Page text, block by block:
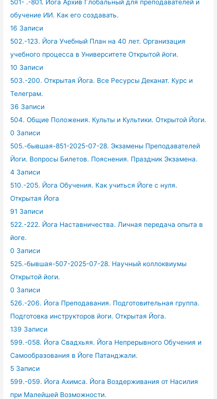
501- .-801. Йога Архив Глобальный для преподавателей и
обучение ИИ. Как его создавать.
16 Записи
502.-123. Йога Учебный План на 40 лет. Организация
учебного процесса в Университете Открытой йоги.
10 Записи
503.-200. Открытая Йога. Все Ресурсы Деканат. Курс и
Телеграм.
36 Записи
504. Общие Положения. Культы и Культики. Открытой Йоги.
0 Записи
505.-бывшая-851-2025-07-28. Экзамены Преподавателей
Йоги. Вопросы Билетов. Пояснения. Праздник Экзамена.
4 Записи
510.-205. Йога Обучения. Как учиться Йоге с нуля.
Открытая Йога
91 Записи
522.-222. Йога Наставничества. Личная передача опыта в
йоге.
0 Записи
525.-бывшая-507-2025-07-28. Научный коллоквиумы
Открытой йоги.
0 Записи
526.-206. Йога Преподавания. Подготовительная группа.
Подготовка инструкторов йоги. Открытая Йога.
139 Записи
599.-058. Йога Свадхьяя. Йога Непрерывного Обучения и
Самообразования в Йоге Патанджали.
5 Записи
599.-059. Йога Ахимса. Йога Воздерживания от Насилия
при Малейшей Возможности.